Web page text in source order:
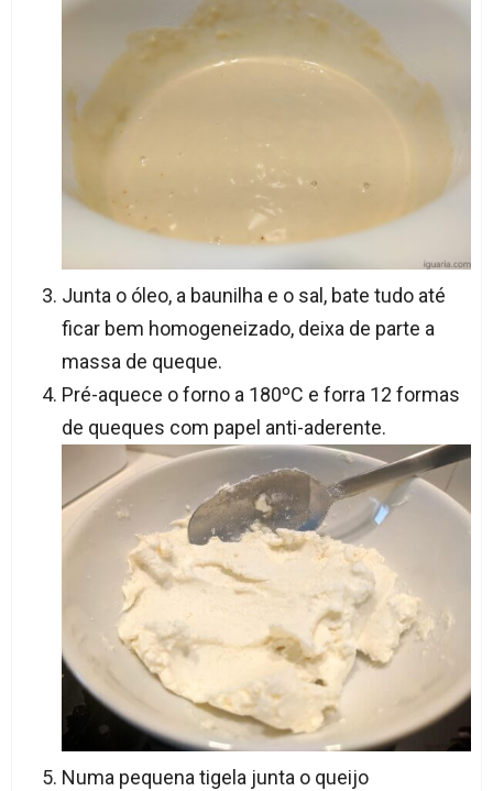
Junta o óleo, a baunilha e o sal, bate tudo até
ficar bem homogeneizado, deixa de parte a
massa de queque.
Pré-aquece o forno a 180ºC e forra 12 formas
de queques com papel anti-aderente.
Numa pequena tigela junta o queijo